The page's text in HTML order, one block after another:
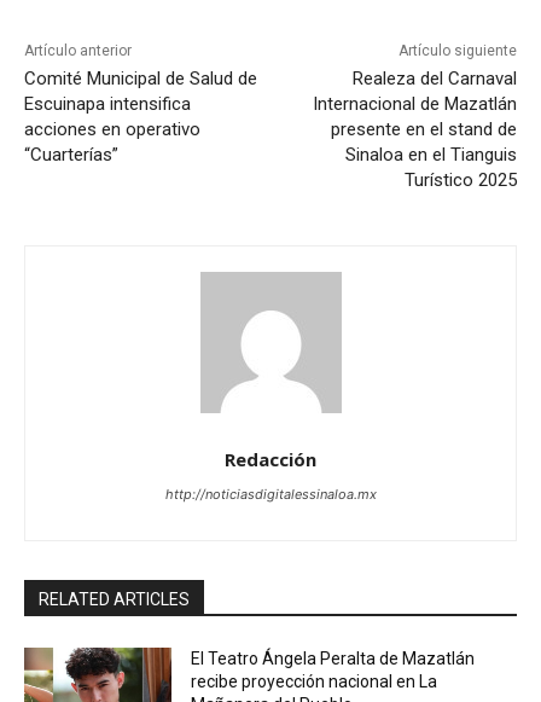
Artículo anterior
Comité Municipal de Salud de
Escuinapa intensifica
acciones en operativo
“Cuarterías”
Artículo siguiente
Realeza del Carnaval
Internacional de Mazatlán
presente en el stand de
Sinaloa en el Tianguis
Turístico 2025
Redacción
http://noticiasdigitalessinaloa.mx
RELATED ARTICLES
El Teatro Ángela Peralta de Mazatlán
recibe proyección nacional en La